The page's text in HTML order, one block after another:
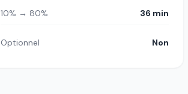
10% → 80% 36 min
Optionnel Non